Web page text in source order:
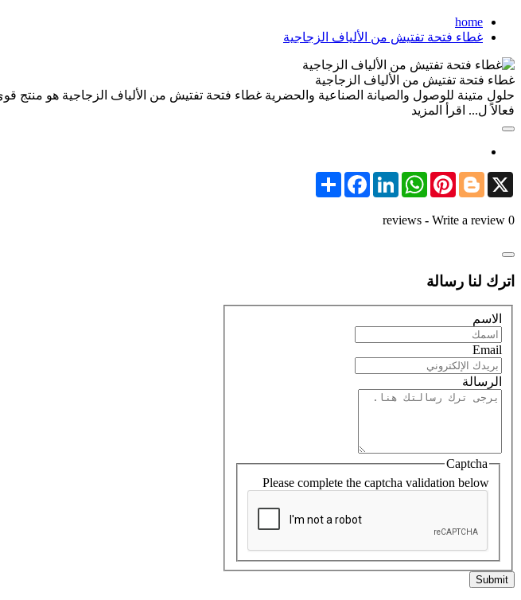
home
غطاء فتحة تفتيش من الألياف الزجاجية
غطاء فتحة تفتيش من الألياف الزجاجية
حلول متينة للوصول والصيانة الصناعية والحضرية غطاء فتحة تفتيش من الألياف الزجاجية هو منتج
فعالاً ل... اقرأ المزيد
ShareFacebookLinkedIn
WhatsAppPinterestBlogger X
0 reviews
- Write a review
اترك لنا رسالة
الاسم
Email
الرسالة
Captcha
Please complete the captcha validation below
Submit